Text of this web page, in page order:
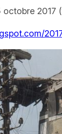
2017